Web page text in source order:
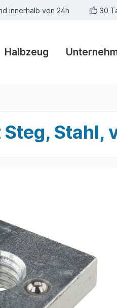
innerhalb von 24h 30
Halbzeug
Stahl,